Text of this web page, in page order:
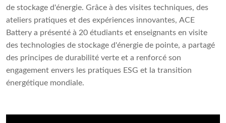
de stockage d'énergie. Grâce à des visites techniques, des
ateliers pratiques et des expériences innovantes, ACE
Battery a présenté à 20 étudiants et enseignants en visite
des technologies de stockage d'énergie de pointe, a partagé
des principes de durabilité verte et a renforcé son
engagement envers les pratiques ESG et la transition
énergétique mondiale.